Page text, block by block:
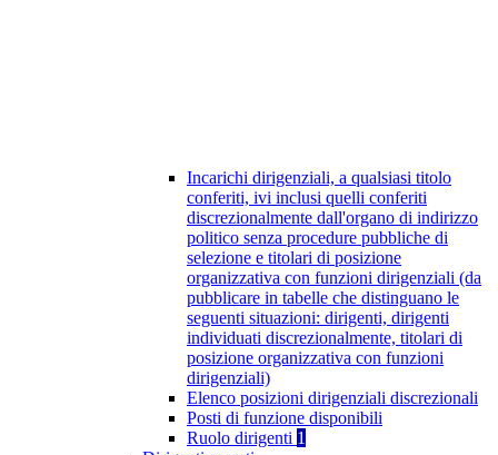
Incarichi dirigenziali, a qualsiasi titolo
conferiti, ivi inclusi quelli conferiti
discrezionalmente dall'organo di indirizzo
politico senza procedure pubbliche di
selezione e titolari di posizione
organizzativa con funzioni dirigenziali (da
pubblicare in tabelle che distinguano le
seguenti situazioni: dirigenti, dirigenti
individuati discrezionalmente, titolari di
posizione organizzativa con funzioni
dirigenziali)
Elenco posizioni dirigenziali discrezionali
Posti di funzione disponibili
Ruolo dirigenti 1